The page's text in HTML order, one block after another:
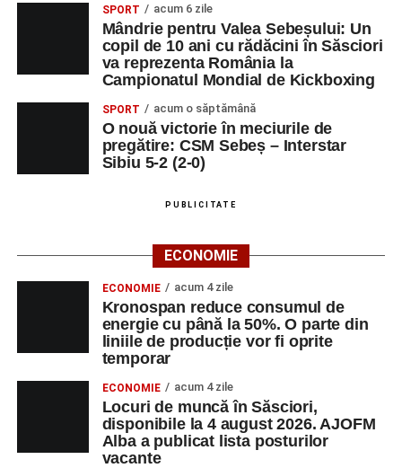
SPORT acum 6 zile
Mândrie pentru Valea Sebeșului: Un
copil de 10 ani cu rădăcini în Săsciori
va reprezenta România la
Campionatul Mondial de Kickboxing
SPORT acum o săptămână
O nouă victorie în meciurile de
pregătire: CSM Sebeș – Interstar
Sibiu 5-2 (2-0)
PUBLICITATE
ECONOMIE
ECONOMIE acum 4 zile
Kronospan reduce consumul de
energie cu până la 50%. O parte din
liniile de producție vor fi oprite
temporar
ECONOMIE acum 4 zile
Locuri de muncă în Săsciori,
disponibile la 4 august 2026. AJOFM
Alba a publicat lista posturilor
vacante